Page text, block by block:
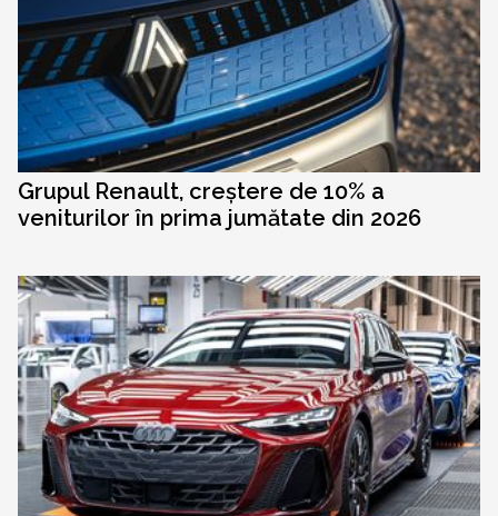
Grupul Renault, creștere de 10% a
veniturilor în prima jumătate din 2026